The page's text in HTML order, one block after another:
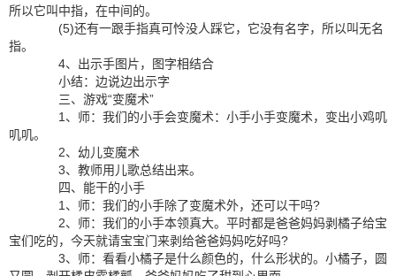
所以它叫中指，在中间的。
(5)还有一跟手指真可怜没人踩它，它没有名字，所以叫无名
指。
4、出示手图片，图字相结合
小结：边说边出示字
三、游戏“变魔术”
1、师：我们的小手会变魔术：小手小手变魔术，变出小鸡叽
叽叽。
2、幼儿变魔术
3、教师用儿歌总结出来。
四、能干的小手
1、师：我们的小手除了变魔术外，还可以干吗?
2、师：我们的小手本领真大。平时都是爸爸妈妈剥橘子给宝
宝们吃的，今天就请宝宝门来剥给爸爸妈妈吃好吗?
3、师：看看小橘子是什么颜色的，什么形状的。小橘子，圆